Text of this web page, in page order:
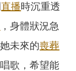
直播時沉重透
，身體狀況急
未來的喪葬
歌，希望能